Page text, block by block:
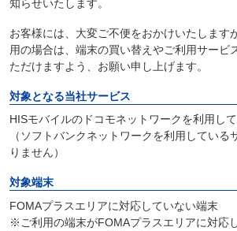
知らせいたします。
お客様には、大変ご不便をおかけいたします
用の場合は、端末の買い替えやご利用サービ
ただけますよう、お願い申し上げます。
対象となる当社サービス
HISモバイルのドコモネットワークを利用し
（ソフトバンクネットワークを利用している
りません）
対象端末
FOMAプラスエリアに対応していない端末
※ご利用の端末がFOMAプラスエリアに対応